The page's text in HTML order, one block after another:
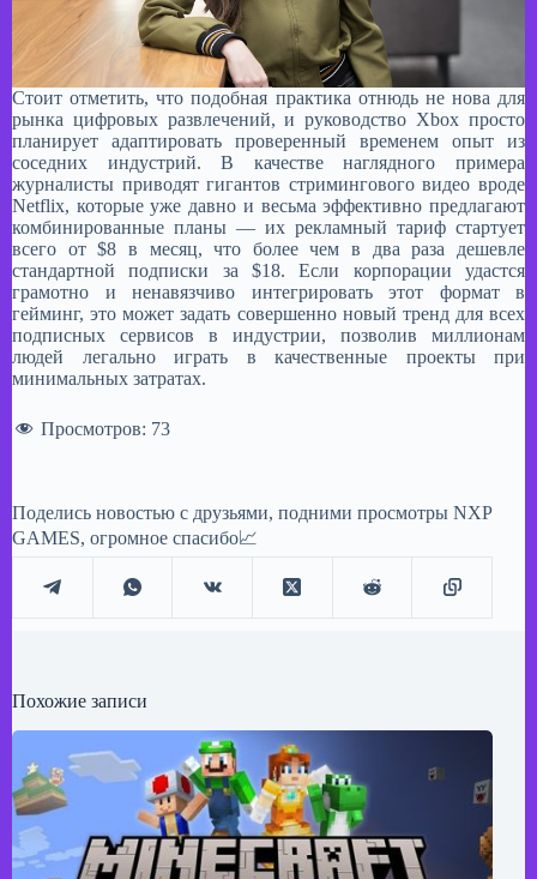
Стоит отметить, что подобная практика отнюдь не нова для
рынка цифровых развлечений, и руководство Xbox просто
планирует адаптировать проверенный временем опыт из
соседних индустрий. В качестве наглядного примера
журналисты приводят гигантов стримингового видео вроде
Netflix, которые уже давно и весьма эффективно предлагают
комбинированные планы — их рекламный тариф стартует
всего от $8 в месяц, что более чем в два раза дешевле
стандартной подписки за $18. Если корпорации удастся
грамотно и ненавязчиво интегрировать этот формат в
гейминг, это может задать совершенно новый тренд для всех
подписных сервисов в индустрии, позволив миллионам
людей легально играть в качественные проекты при
минимальных затратах.
Просмотров: 73
Поделись новостью с друзьями, подними просмотры NXP
GAMES, огромное спасибо📈
Похожие записи